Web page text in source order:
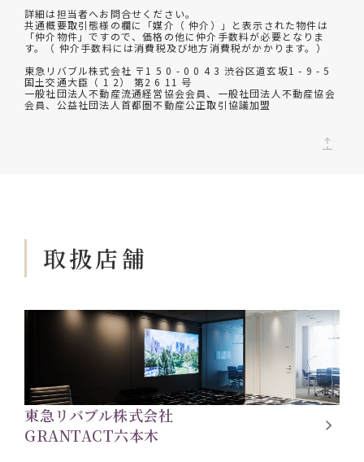
詳細は担当者へお問合せください。
共通概要取引態様の欄に「媒介（ 仲介）」と表示された物件は
「仲介物件」ですので、価格の他に仲介手数料が必要となりま
す。（ 仲介手数料には消費税及び地方消費税がかかります。）
東急リバブル株式会社 〒1 5 0 - 0 0 4 3 渋谷区道玄坂1 - 9 - 5
国土交通大臣（ 1 2） 第2 6 11 号
一般社団法人不動産流通経営協会会員、一般社団法人不動産協会
会員、公益社団法人首都圏不動産公正取引協議加盟
取扱店舗
東急リバブル株式会社
GRANTACT六本木